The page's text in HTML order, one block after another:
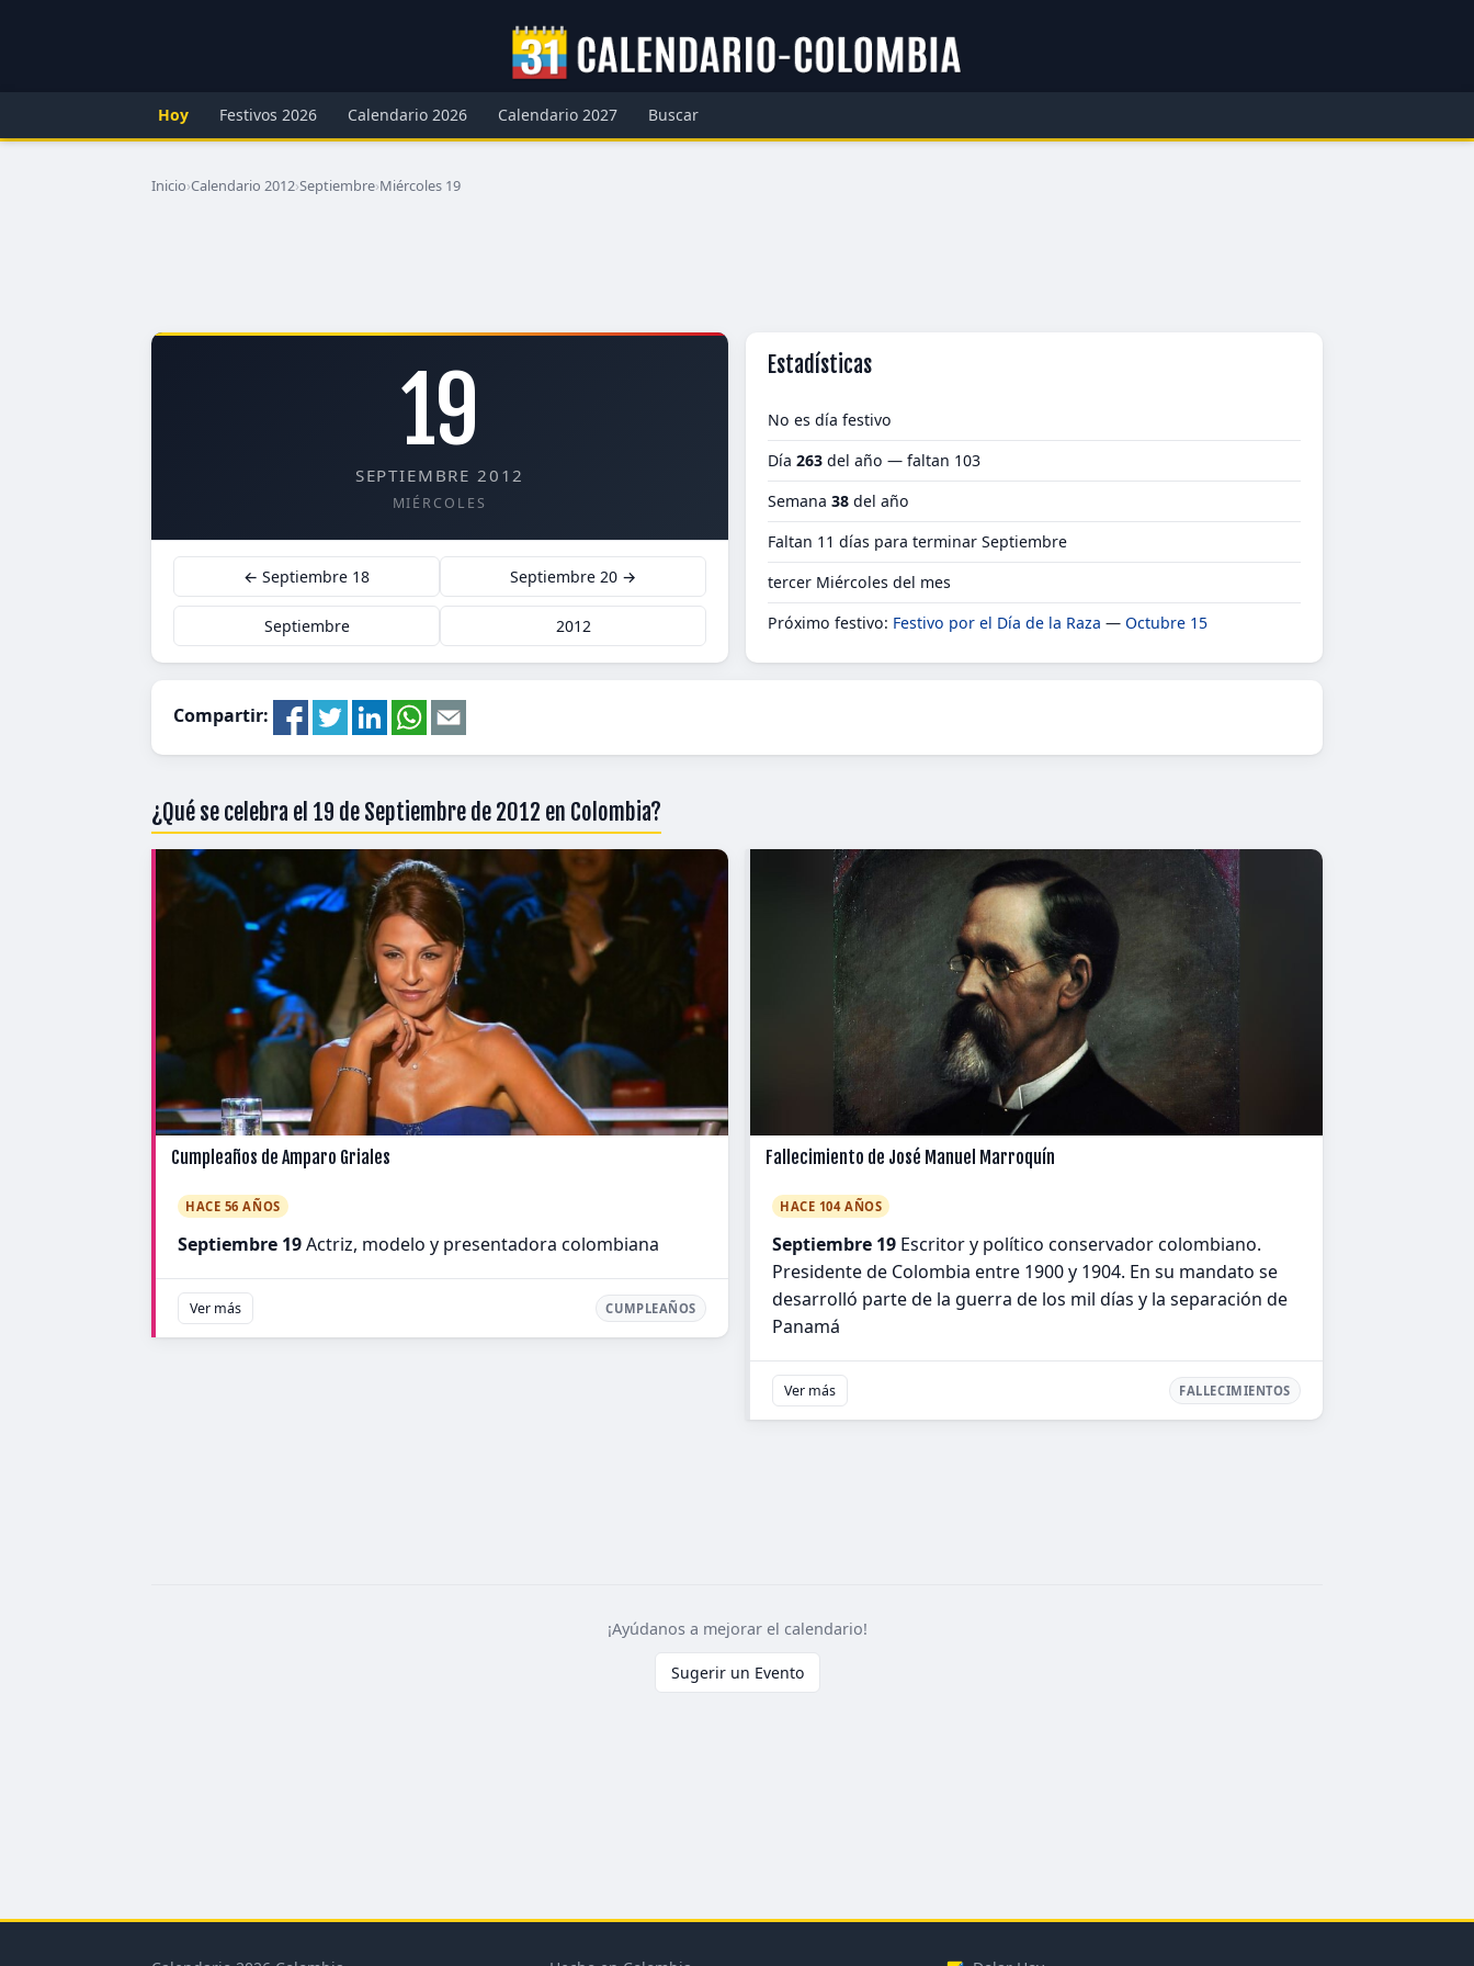
Hoy Festivos 2026 Calendario 2026 Calendario 2027 Buscar
Inicio›Calendario 2012›Septiembre›Miércoles 19
19
SEPTIEMBRE 2012
MIÉRCOLES
← Septiembre 18 Septiembre 20 →
Septiembre 2012
Estadísticas
No es día festivo
Día 263 del año — faltan 103
Semana 38 del año
Faltan 11 días para terminar Septiembre
tercer Miércoles del mes
Próximo festivo: Festivo por el Día de la Raza — Octubre 15
Compartir:
¿Qué se celebra el 19 de Septiembre de 2012 en Colombia?
Cumpleaños de Amparo Griales
HACE 56 AÑOS
Septiembre 19Actriz, modelo y presentadora colombiana
Ver más CUMPLEAÑOS
Fallecimiento de José Manuel Marroquín
HACE 104 AÑOS
Septiembre 19 Escritor y político conservador colombiano.
Presidente de Colombia entre 1900 y 1904. En su mandato se
desarrolló parte de la guerra de los mil días y la separación de
Panamá
Ver más FALLECIMIENTOS
¡Ayúdanos a mejorar el calendario!
Sugerir un Evento